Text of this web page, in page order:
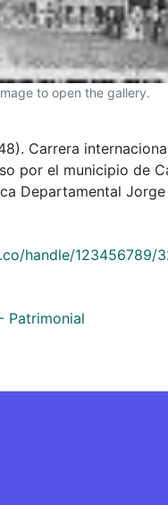
to open the gallery.
Carrera
por el municipio de
Departamental
handle/123456789/
Patrimonial